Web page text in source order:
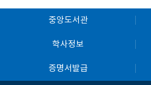
중앙도서관
학사정보
증명서발급